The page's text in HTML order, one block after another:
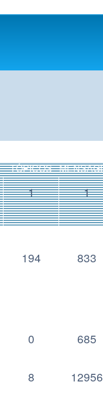
TÓPICOS
1 1
194 833
0 685
8 12956